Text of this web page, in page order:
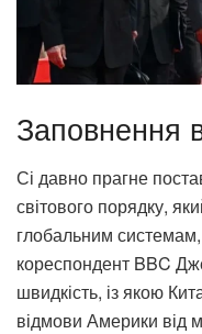
Заповнення
Сі давно прагне
світового порядку,
глобальним
кореспондент BBC
швидкість, із якою
відмови Америки від